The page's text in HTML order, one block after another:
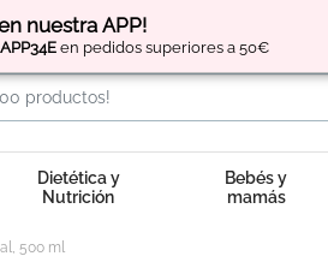
nuestra APP!
APP34E en pedidos superiores a 50€
Regístratey obtén
Dietética y
Nutrición
Bebés y
mamás
500 ml